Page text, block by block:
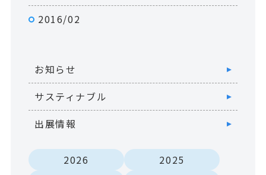
2016/02
お知らせ
サスティナブル
出展情報
2026
2025